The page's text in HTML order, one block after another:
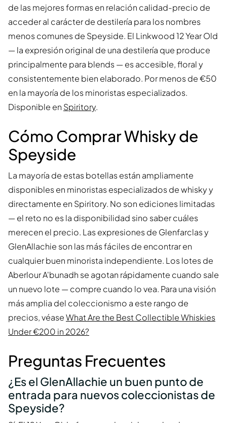
de las mejores formas en relación calidad-precio de
acceder al carácter de destilería para los nombres
menos comunes de Speyside. El Linkwood 12 Year Old
— la expresión original de una destilería que produce
principalmente para blends — es accesible, floral y
consistentemente bien elaborado. Por menos de €50
en la mayoría de los minoristas especializados.
Disponible en Spiritory.
Cómo Comprar Whisky de
Speyside
La mayoría de estas botellas están ampliamente
disponibles en minoristas especializados de whisky y
directamente en Spiritory. No son ediciones limitadas
— el reto no es la disponibilidad sino saber cuáles
merecen el precio. Las expresiones de Glenfarclas y
GlenAllachie son las más fáciles de encontrar en
cualquier buen minorista independiente. Los lotes de
Aberlour A'bunadh se agotan rápidamente cuando sale
un nuevo lote — compre cuando lo vea. Para una visión
más amplia del coleccionismo a este rango de
precios, véaseWhat Are the Best Collectible Whiskies
Under €200 in 2026?
Preguntas Frecuentes
¿Es el GlenAllachie un buen punto de
entrada para nuevos coleccionistas de
Speyside?